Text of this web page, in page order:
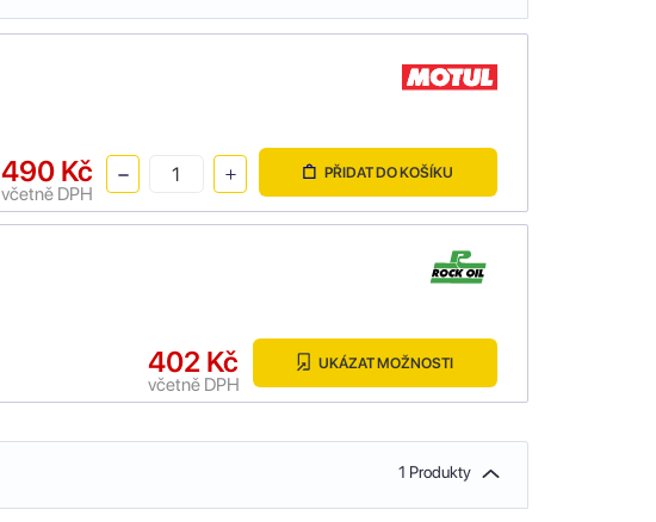
490 Kč
včetně DPH
PŘIDAT DO KOŠÍKU
402 Kč
včetně DPH
UKÁZAT MOŽNOSTI
1 Produkty